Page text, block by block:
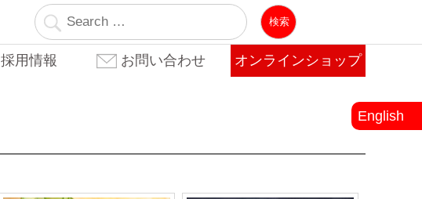
業
採用情報 お問い合わせ オンラインショップ
English